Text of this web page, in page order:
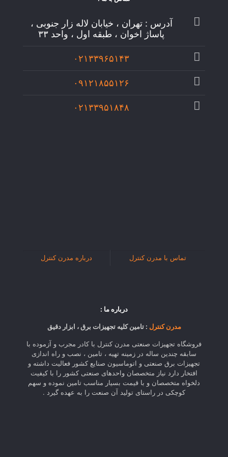
آدرس : تهران ، خیابان لاله زار جنوبی ،
پاساژ اخوان ، طبقه اول ، واحد ۳۳
۰۲۱۳۳۹۶۵۱۴۳
۰۹۱۲۱۸۵۵۱۲۶
۰۲۱۳۳۹۵۱۸۴۸
تماس با مدرن کنترل درباره مدرن کنترل
درباره ما :
مدرن کنترل : تامین کلیه تجهیزات برق ، ابزار دقیق
فروشگاه تجهیزات صنعتی مدرن کنترل با کادر مجرب و آزموده با
سابقه چندین ساله در زمینه تهیه ، تامین ، نصب و راه اندازی
تجهیزات برق صنعتی و اتوماسیون صنایع کشور فعالیت داشته و
افتخار دارد نیاز متخصصان واحدهای صنعتی کشور را با کیفیت
دلخواه متخصصان و با قیمت بسیار مناسب تامین نموده و سهم
کوچکی در راستای تولید آن صنعت را به عهده گیرد .